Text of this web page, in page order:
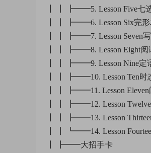
┃ ┃ ┣━━5. Lesson Five七
┃ ┃ ┣━━6. Lesson Six完形
┃ ┃ ┣━━7. Lesson Seven
┃ ┃ ┣━━8. Lesson Eight阅
┃ ┃ ┣━━9. Lesson Nine定
┃ ┃ ┣━━10. Lesson Ten时
┃ ┃ ┣━━11. Lesson Eleven
┃ ┃ ┣━━12. Lesson Twelve
┃ ┃ ┣━━13. Lesson
┃ ┃ ┗━━14. Lesson
┃ ┣━━大招手卡